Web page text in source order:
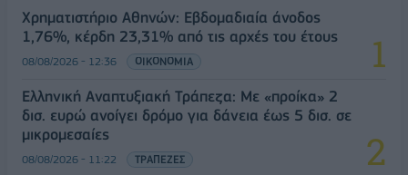
Χρηματιστήριο Αθηνών: Εβδομαδιαία άνοδος
1,76%, κέρδη 23,31% από τις αρχές του έτους
08/08/2026 - 12:36 ΟΙΚΟΝΟΜΙΑ
Ελληνική Αναπτυξιακή Τράπεζα: Με «προίκα» 2
δισ. ευρώ ανοίγει δρόμο για δάνεια έως 5 δισ. σε
μικρομεσαίες
08/08/2026 - 11:22 ΤΡΑΠΕΖΕΣ